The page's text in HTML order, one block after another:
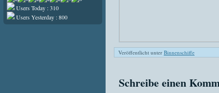
Users Today : 310
Users Yesterday : 800
Veröffentlicht unter Binnenschiffe
Schreibe einen